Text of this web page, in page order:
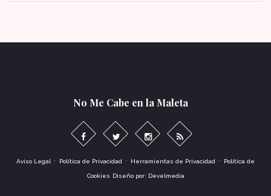
No Me Cabe en la Maleta
Aviso Legal - Política de Privacidad - Herramientas de Privacidad - Política de
Cookies Diseño por: Develmedia